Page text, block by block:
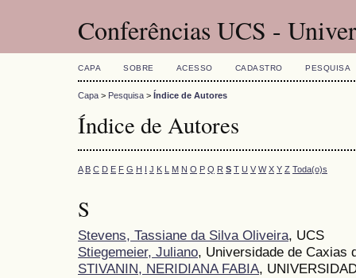
Conferências UCS -
CAPA SOBRE ACESSO CADASTRO PESQUISA
Capa > Pesquisa > Índice de Autores
Índice de Autores
A B C D E F G H I J K L M N O P Q R S T U V W X Y Z Toda(o)s
S
Stevens, Tassiane da Silva Oliveira, UCS
Stiegemeier, Juliano, Universidade de Caxias
STIVANIN, NERIDIANA FABIA,